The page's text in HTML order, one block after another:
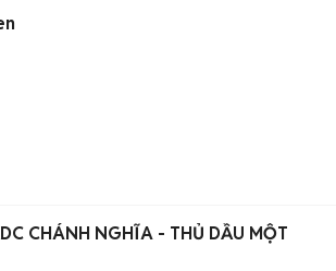
CHÁNH NGHĨA - THỦ DẦU MỘT